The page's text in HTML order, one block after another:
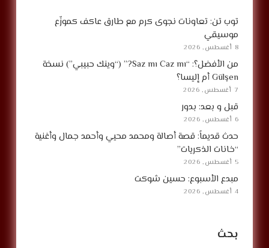
توب تن: تعاونات نجوى كرم مع طارق عاكف كموزّع
موسيقي
8 أغسطس, 2026
من الأفضل؟: “Saz mı Caz mı?” (“وينك حبيبي”) نسخة
Gülşen أم إليسا؟
7 أغسطس, 2026
قبل و بعد: بدور
6 أغسطس, 2026
حدث قديماً: قصة أصالة ومحمد محيي وأحمد جمال وأغنية
“خانات الذكريات”
5 أغسطس, 2026
مبدع الأسبوع: حسين شوكت
4 أغسطس, 2026
بحث